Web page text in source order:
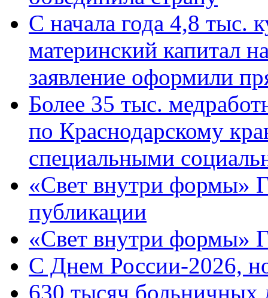
С начала года 4,8 тыс.
материнский капитал
заявление оформили
Более 35 тыс.
по Краснодарскому
специальными
«Свет внутри формы»
публикации
«Свет внутри формы»
C Днем России-2026,
630 тысяч больничных